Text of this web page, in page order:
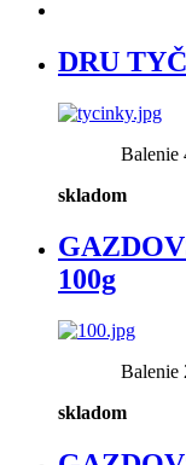
DRU
Balenie
skladom
100g
Balenie
skladom